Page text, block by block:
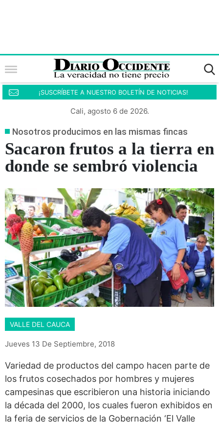
¡SUSCRÍBETE A NUESTRO BOLETÍN DE NOTICIAS!
Cali, agosto 6 de 2026.
Nosotros producimos en las mismas fincas
Sacaron frutos a la tierra en
donde se sembró violencia
VALLE DEL CAUCA
Jueves 13 De Septiembre, 2018
Variedad de productos del campo hacen parte de
los frutos cosechados por hombres y mujeres
campesinas que escribieron una historia iniciando
la década del 2000, los cuales fueron exhibidos en
la feria de servicios de la Gobernación ‘El Valle